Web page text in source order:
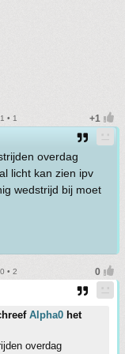
• 1
overdag
licht kan zien ipv
wedstrijd bij moet
• 2
Alpha0 het
overdag